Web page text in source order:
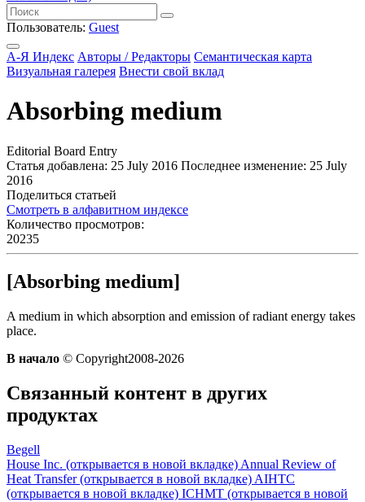
Пользователь: Guest
А-Я Индекс Авторы / Редакторы Семантическая карта
Визуальная галерея Внести свой вклад
Absorbing medium
Editorial Board Entry
Статья добавлена: 25 July 2016 Последнее изменение: 25 July
2016
Поделиться статьей
Смотреть в алфавитном индексе
Количество просмотров:
20235
[Absorbing medium]
A medium in which absorption and emission of radiant energy takes
place.
В начало © Copyright2008-2026
Связанный контент в других
продуктах
Begell
House Inc. (открывается в новой вкладке) Annual Review of
Heat Transfer (открывается в новой вкладке) AIHTC
(открывается в новой вкладке) ICHMT (открывается в новой